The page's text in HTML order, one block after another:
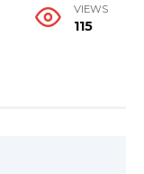
VIEWS
115